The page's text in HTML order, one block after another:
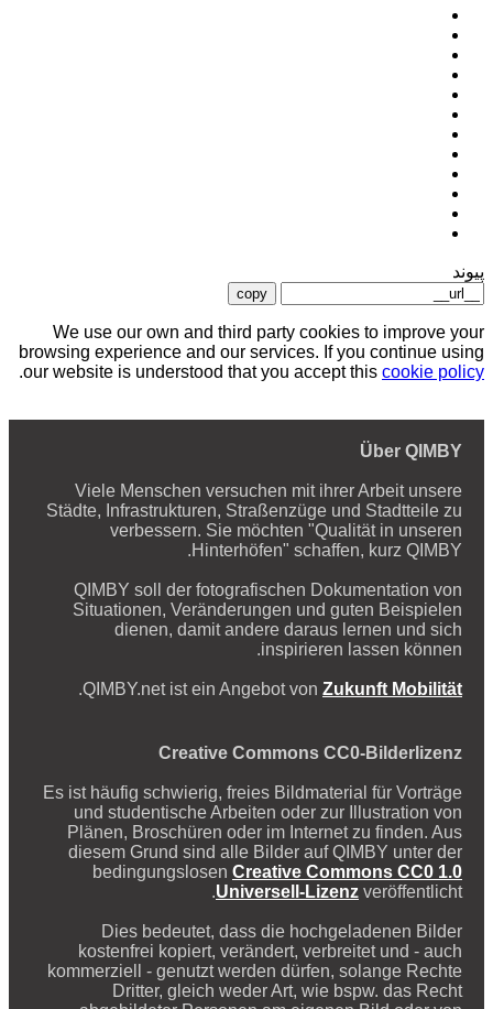
پیوند
copy
We use our own and third party cookies to improve your
browsing experience and our services. If you continue using
our website is understood that you accept this cookie policy
.
Über QIMBY
Viele Menschen versuchen mit ihrer Arbeit unsere
Städte, Infrastrukturen, Straßenzüge und Stadtteile zu
verbessern. Sie möchten "Qualität in unseren
Hinterhöfen" schaffen, kurz QIMBY.
QIMBY soll der fotografischen Dokumentation von
Situationen, Veränderungen und guten Beispielen
dienen, damit andere daraus lernen und sich
inspirieren lassen können.
QIMBY.net ist ein Angebot von Zukunft Mobilität
.
Creative Commons CC0-Bilderlizenz
Es ist häufig schwierig, freies Bildmaterial für Vorträge
und studentische Arbeiten oder zur Illustration von
Plänen, Broschüren oder im Internet zu finden. Aus
diesem Grund sind alle Bilder auf QIMBY unter der
bedingungslosen Creative Commons CC0 1.0
Universell-Lizenz veröffentlicht.
Dies bedeutet, dass die hochgeladenen Bilder
kostenfrei kopiert, verändert, verbreitet und - auch
kommerziell - genutzt werden dürfen, solange Rechte
Dritter, gleich weder Art, wie bspw. das Recht